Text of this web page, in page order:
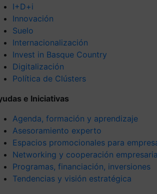
I+D+i
Innovación
Suelo
Internacionalización
Invest in Basque Country
Digitalización
Política de Clústers
e Iniciativas
Agenda, formación y aprendizaje
Asesoramiento experto
Espacios promocionales para
Networking y cooperación
Programas, financiación, inversiones
Tendencias y visión estratégica